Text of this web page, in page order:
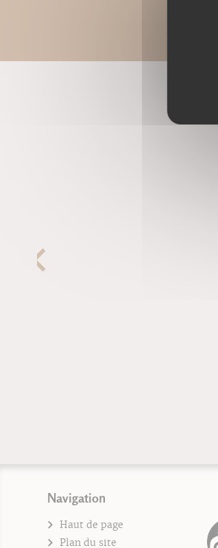
Navigation
Haut de page
Plan du site